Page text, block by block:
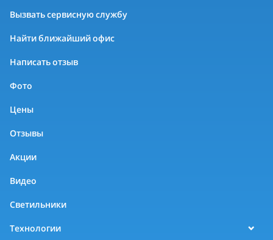
Вызвать сервисную службу
Найти ближайший офис
Написать отзыв
Фото
Цены
Отзывы
Акции
Видео
Светильники
Технологии